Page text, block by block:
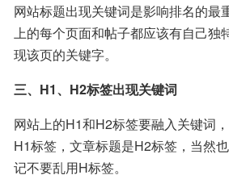
网站标题出现关键词是影响排名的最
上的每个页面和帖子都应该有自己独
现该页的关键字。
三、H1、H2标签出现关键词
网站上的H1和H2标签要融入关键词
H1标签，文章标题是H2标签，当然
记不要乱用H标签。